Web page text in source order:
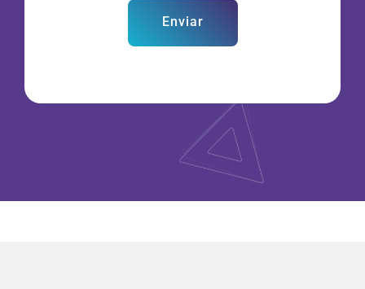
Enviar